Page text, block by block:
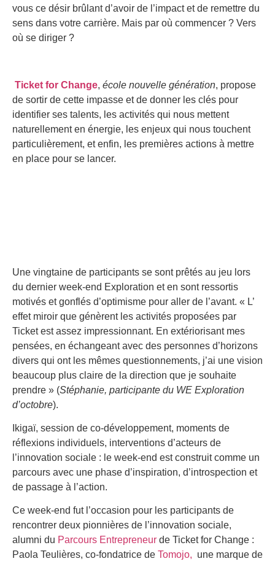
vous ce désir brûlant d’avoir de l’impact et de remettre du
sens dans votre carrière. Mais par où commencer ? Vers
où se diriger ?
Ticket for Change, école nouvelle génération, propose
de sortir de cette impasse et de donner les clés pour
identifier ses talents, les activités qui nous mettent
naturellement en énergie, les enjeux qui nous touchent
particulièrement, et enfin, les premières actions à mettre
en place pour se lancer.
Une vingtaine de participants se sont prêtés au jeu lors
du dernier week-end Exploration et en sont ressortis
motivés et gonflés d’optimisme pour aller de l’avant. « L’
effet miroir que génèrent les activités proposées par
Ticket est assez impressionnant. En extériorisant mes
pensées, en échangeant avec des personnes d’horizons
divers qui ont les mêmes questionnements, j’ai une vision
beaucoup plus claire de la direction que je souhaite
prendre » (Stéphanie, participante du WE Exploration
d’octobre).
Ikigaï, session de co-développement, moments de
réflexions individuels, interventions d’acteurs de
l’innovation sociale : le week-end est construit comme un
parcours avec une phase d’inspiration, d’introspection et
de passage à l’action.
Ce week-end fut l’occasion pour les participants de
rencontrer deux pionnières de l’innovation sociale,
alumni du Parcours Entrepreneur de Ticket for Change :
Paola Teulières, co-fondatrice de Tomojo, une marque de